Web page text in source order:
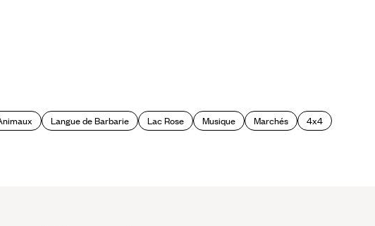
Langue de Barbarie Lac Rose Musique Marchés 4x4